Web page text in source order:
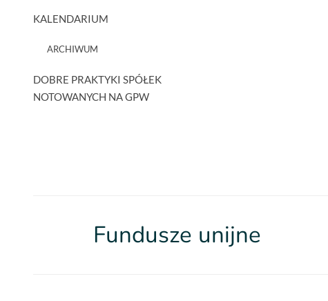
KALENDARIUM
ARCHIWUM
DOBRE PRAKTYKI SPÓŁEK
NOTOWANYCH NA GPW
Fundusze unijne